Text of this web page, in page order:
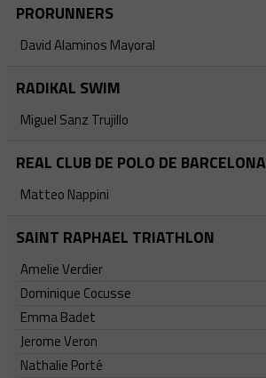
PRORUNNERS
David Alaminos Mayoral
RADIKAL SWIM
Miguel Sanz Trujillo
REAL CLUB DE POLO DE BARCELONA
Matteo Nappini
SAINT RAPHAEL TRIATHLON
Amelie Verdier
Dominique Cocusse
Emma Badet
Jerome Veron
Nathalie Porté